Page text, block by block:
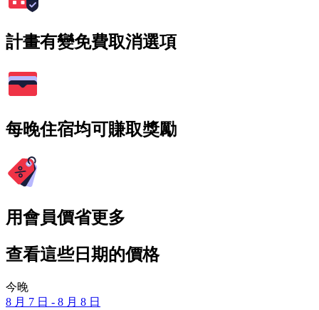
計畫有變免費取消選項
每晚住宿均可賺取獎勵
用會員價省更多
查看這些日期的價格
今晚
8 月 7 日 - 8 月 8 日